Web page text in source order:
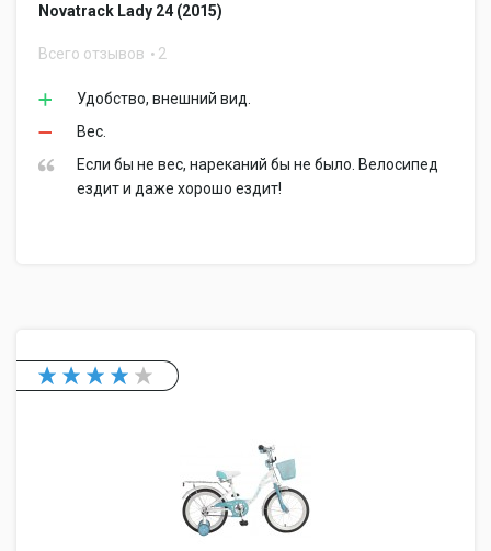
Novatrack Lady 24 (2015)
Всего отзывов 2
Удобство, внешний вид.
Вес.
Если бы не вес, нареканий бы не было. Велосипед
ездит и даже хорошо ездит!